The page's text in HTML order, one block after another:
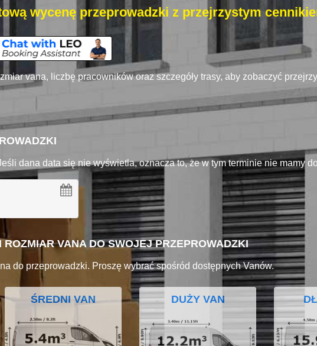
wycenę przeprowadzki z przejrzystym
vana, liczbę pracowników oraz szczegóły trasy, aby zobaczyć
dana data się nie wyświetla, oznacza to, że w tym terminie nie mamy
VANA DO SWOJEJ PRZEPROWADZKI
do przeprowadzki. Proszę wybrać spośród dostępnych Vanów.
ŚREDNI VAN DUŻY VAN